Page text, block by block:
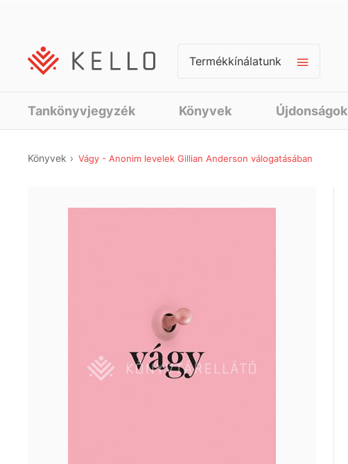
Termékkínálatunk
Tankönyvjegyzék Könyvek Újdonságok
Könyvek Vágy - Anonim levelek Gillian Anderson válogatásában